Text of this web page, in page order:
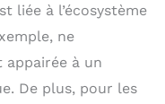
liée à l’écosystème
ne
à un
De plus, pour les